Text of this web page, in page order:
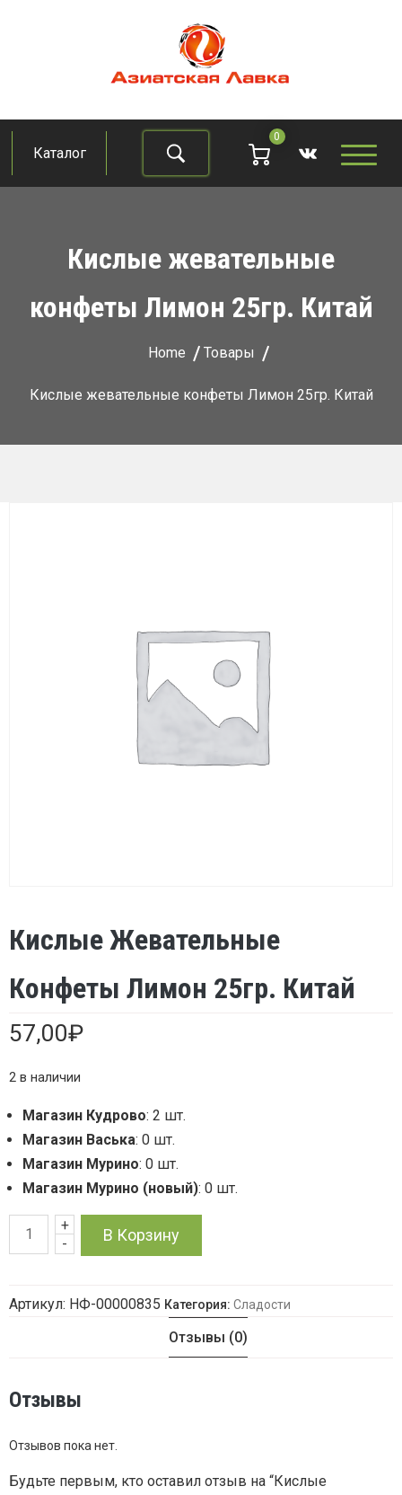
Азиатская лавка
Продукты из восточно-азиатских стран
Каталог
0
Кислые жевательные
конфеты Лимон 25гр. Китай
Home Товары
Кислые жевательные конфеты Лимон 25гр. Китай
Кислые Жевательные
Конфеты Лимон 25гр. Китай
57,00₽
2 в наличии
Магазин Кудрово: 2 шт.
Магазин Васька: 0 шт.
Магазин Мурино: 0 шт.
Магазин Мурино (новый): 0 шт.
-
Количество
Кислые
конфеты
+
В Корзину
Артикул: НФ-00000835 Категория: Сладости
Отзывы (0)
Отзывы
Отзывов пока нет.
Будьте первым, кто оставил отзыв на “Кислые